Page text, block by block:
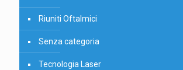
Riuniti Oftalmici
Senza categoria
Tecnologia Laser